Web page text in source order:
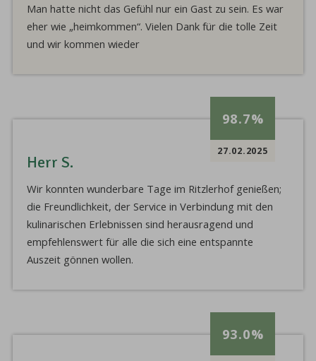
Man hatte nicht das Gefühl nur ein Gast zu sein. Es war
eher wie „heimkommen“. Vielen Dank für die tolle Zeit
und wir kommen wieder
98.7%
27.02.2025
Herr S.
Wir konnten wunderbare Tage im Ritzlerhof genießen;
die Freundlichkeit, der Service in Verbindung mit den
kulinarischen Erlebnissen sind herausragend und
empfehlenswert für alle die sich eine entspannte
Auszeit gönnen wollen.
93.0%